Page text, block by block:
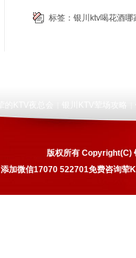
标签： 银川ktv喝花酒哪
版权所有 Copyright(C)
添加微信17070 522701免费咨询荤